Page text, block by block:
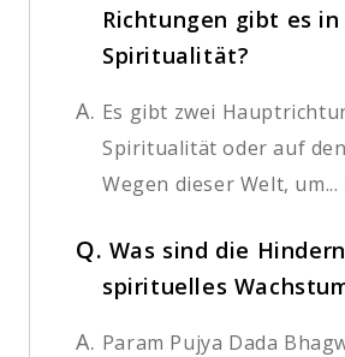
Richtungen gibt es in
Spiritualität?
A. Es gibt zwei
Spiritualität oder auf
Wegen dieser Welt, um...
Q. Was sind die
spirituelles
A. Param Pujya Dada